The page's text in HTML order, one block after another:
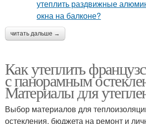
читать дальше →
Как утеплить
с панорамным
Материалы для
Выбор материалов для
остекления, бюджета на ремонт и